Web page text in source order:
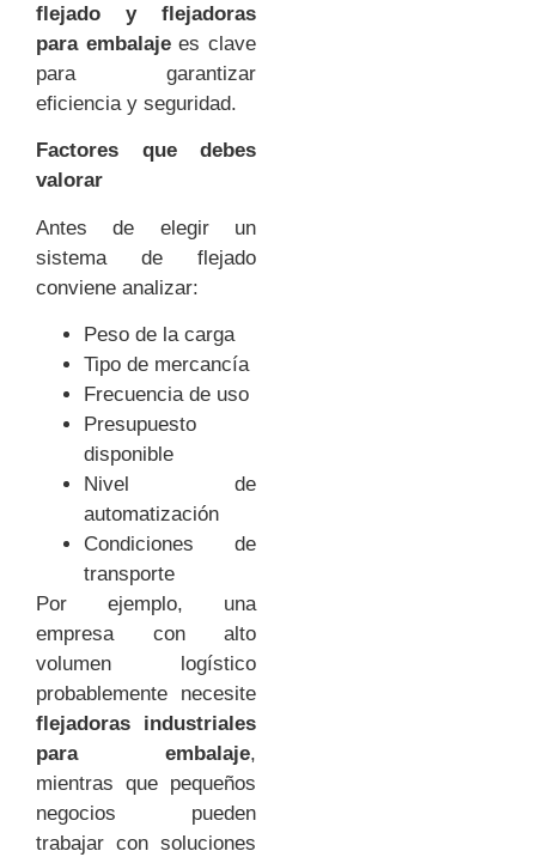
flejado y flejadoras
para embalajees clave
para garantizar
eficiencia y seguridad.
Factores que debes
valorar
Antes de elegir un
sistema de flejado
conviene analizar:
Peso de la carga
Tipo de mercancía
Frecuencia de uso
Presupuesto
disponible
Nivel de
automatización
Condiciones de
transporte
Por ejemplo, una
empresa con alto
volumen logístico
probablemente necesite
flejadoras industriales
para embalaje,
mientras que pequeños
negocios pueden
trabajar con soluciones